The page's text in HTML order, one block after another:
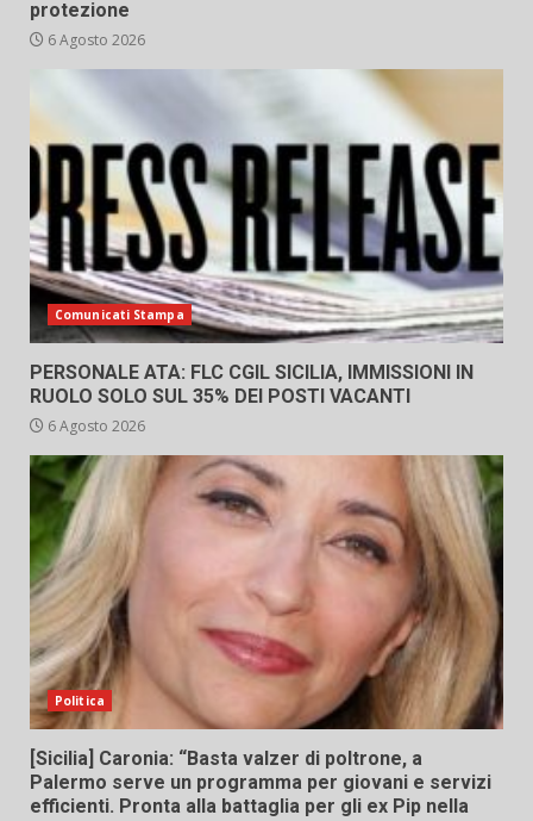
protezione
6 Agosto 2026
Comunicati Stampa
PERSONALE ATA: FLC CGIL SICILIA, IMMISSIONI IN
RUOLO SOLO SUL 35% DEI POSTI VACANTI
6 Agosto 2026
Politica
[Sicilia] Caronia: “Basta valzer di poltrone, a
Palermo serve un programma per giovani e servizi
efficienti. Pronta alla battaglia per gli ex Pip nella